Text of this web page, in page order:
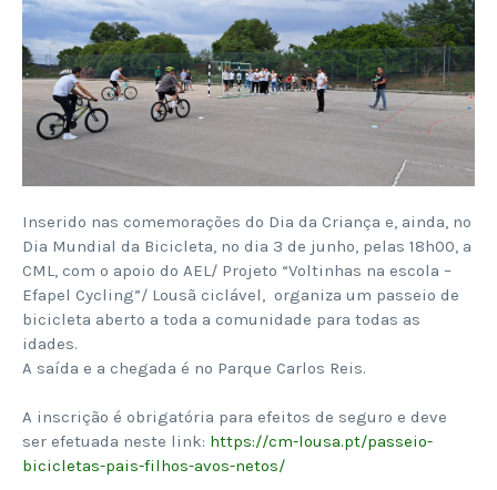
Inserido nas comemorações do Dia da Criança e, ainda, no
Dia Mundial da Bicicleta, no dia 3 de junho, pelas 18h00, a
CML, com o apoio do AEL/ Projeto “Voltinhas na escola –
Efapel Cycling”/ Lousã ciclável, organiza um passeio de
bicicleta aberto a toda a comunidade para todas as
idades.
A saída e a chegada é no Parque Carlos Reis.
A inscrição é obrigatória para efeitos de seguro e deve
ser efetuada neste link: https://cm-lousa.pt/passeio-
bicicletas-pais-filhos-avos-netos/